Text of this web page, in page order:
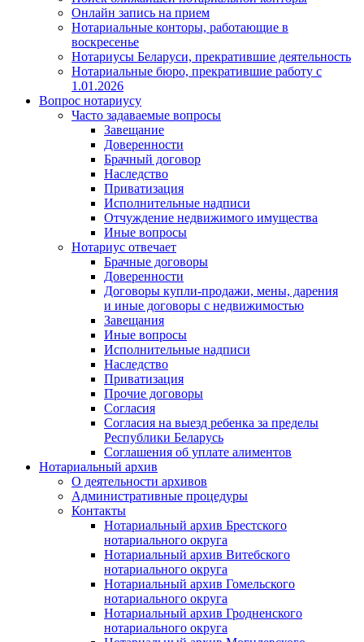
Онлайн запись на прием
Нотариальные конторы, работающие в
воскресенье
Нотариусы Беларуси, прекратившие деятельность
Нотариальные бюро, прекратившие работу с
1.01.2026
Вопрос нотариусу
Часто задаваемые вопросы
Завещание
Доверенности
Брачный договор
Наследство
Приватизация
Исполнительные надписи
Отчуждение недвижимого имущества
Иные вопросы
Нотариус отвечает
Брачные договоры
Доверенности
Договоры купли-продажи, мены, дарения
и иные договоры с недвижимостью
Завещания
Иные вопросы
Исполнительные надписи
Наследство
Приватизация
Прочие договоры
Согласия
Согласия на выезд ребенка за пределы
Республики Беларусь
Соглашения об уплате алиментов
Нотариальный архив
О деятельности архивов
Административные процедуры
Контакты
Нотариальный архив Брестского
нотариального округа
Нотариальный архив Витебского
нотариального округа
Нотариальный архив Гомельского
нотариального округа
Нотариальный архив Гродненского
нотариального округа